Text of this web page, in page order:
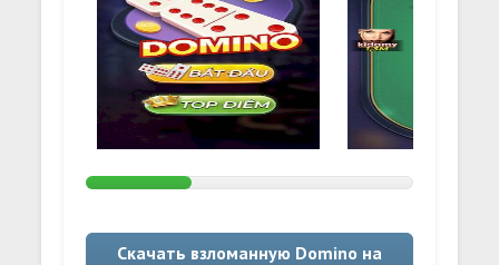
Скачать взломанную Domino на